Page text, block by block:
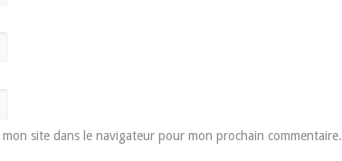
site dans le navigateur pour mon prochain commentaire.